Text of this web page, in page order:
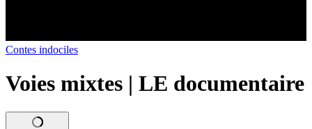
Contes indociles
Voies mixtes | LE documentaire